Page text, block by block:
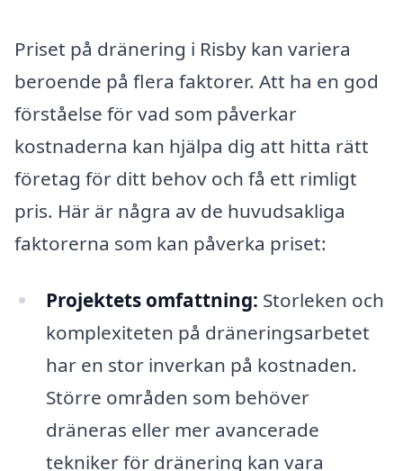
Priset på dränering i Risby kan variera
beroende på flera faktorer. Att ha en god
förståelse för vad som påverkar
kostnaderna kan hjälpa dig att hitta rätt
företag för ditt behov och få ett rimligt
pris. Här är några av de huvudsakliga
faktorerna som kan påverka priset:
Projektets omfattning: Storleken och
komplexiteten på dräneringsarbetet
har en stor inverkan på kostnaden.
Större områden som behöver
dräneras eller mer avancerade
tekniker för dränering kan vara